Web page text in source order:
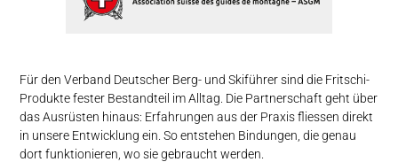
Für den Verband Deutscher Berg- und Skiführer sind die Fritschi-
Produkte fester Bestandteil im Alltag. Die Partnerschaft geht über
das Ausrüsten hinaus: Erfahrungen aus der Praxis fliessen direkt
in unsere Entwicklung ein. So entstehen Bindungen, die genau
dort funktionieren, wo sie gebraucht werden.